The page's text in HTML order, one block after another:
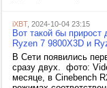
iXBT, 2024-10-04 23:15
Вот такой бы
Ryzen 7 9800X3D и
В Сети появились
сразу двух. фото:
месяце, в Cinebench